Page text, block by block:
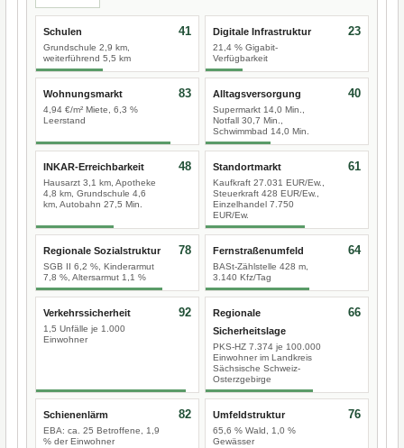
Schulen
Grundschule 2,9 km,
weiterführend 5,5 km
41 Digitale Infrastruktur
21,4 % Gigabit-
Verfügbarkeit
23
Wohnungsmarkt
4,94 €/m² Miete, 6,3 %
Leerstand
83 Alltagsversorgung
Supermarkt 14,0 Min.,
Notfall 30,7 Min.,
Schwimmbad 14,0 Min.
40
INKAR-Erreichbarkeit
Hausarzt 3,1 km, Apotheke
4,8 km, Grundschule 4,6
km, Autobahn 27,5 Min.
48 Standortmarkt
Kaufkraft 27.031 EUR/Ew.,
Steuerkraft 428 EUR/Ew.,
Einzelhandel 7.750
EUR/Ew.
61
Regionale Sozialstruktur
SGB II 6,2 %, Kinderarmut
7,8 %, Altersarmut 1,1 %
78 Fernstraßenumfeld
BASt-Zählstelle 428 m,
3.140 Kfz/Tag
64
Verkehrssicherheit
1,5 Unfälle je 1.000
Einwohner
92
Regionale
Sicherheitslage
PKS-HZ 7.374 je 100.000
Einwohner im Landkreis
Sächsische Schweiz-
Osterzgebirge
66
Schienenlärm
EBA: ca. 25 Betroffene, 1,9
% der Einwohner
82 Umfeldstruktur
65,6 % Wald, 1,0 %
Gewässer
76